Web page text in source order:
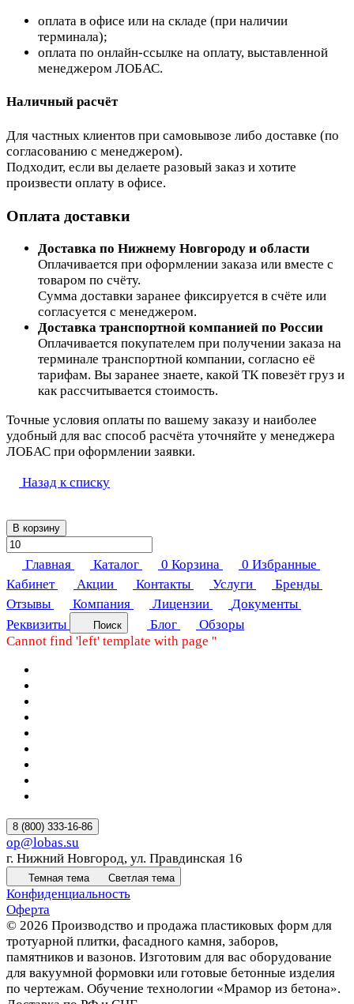
оплата в офисе или на складе (при наличии
терминала);
оплата по онлайн-ссылке на оплату, выставленной
менеджером ЛОБАС.
Наличный расчёт
Для частных клиентов при самовывозе либо доставке (по
согласованию с менеджером).
Подходит, если вы делаете разовый заказ и хотите
произвести оплату в офисе.
Оплата доставки
Доставка по Нижнему Новгороду и области
Оплачивается при оформлении заказа или вместе с
товаром по счёту.
Сумма доставки заранее фиксируется в счёте или
согласуется с менеджером.
Доставка транспортной компанией по России
Оплачивается покупателем при получении заказа на
терминале транспортной компании, согласно её
тарифам. Вы заранее знаете, какой ТК повезёт груз и
как рассчитывается стоимость.
Точные условия оплаты по вашему заказу и наиболее
удобный для вас способ расчёта уточняйте у менеджера
ЛОБАС при оформлении заявки.
Назад к списку
В корзину
Главная Каталог 0 Корзина 0 Избранные
Кабинет
Акции Контакты Услуги
Бренды
Отзывы
Компания Лицензии
Документы
Реквизиты
Поиск Блог
Обзоры
Cannot find 'left' template with page ''
8 (800) 333-16-86
op@lobas.su
г. Нижний Новгород, ул. Правдинская 16
Темная тема Светлая тема
Конфиденциальность
Оферта
© 2026 Производство и продажа пластиковых форм для
тротуарной плитки, фасадного камня, заборов,
памятников и вазонов. Изготовим для вас оборудование
для вакуумной формовки или готовые бетонные изделия
по чертежам. Обучение технологии «Мрамор из бетона».